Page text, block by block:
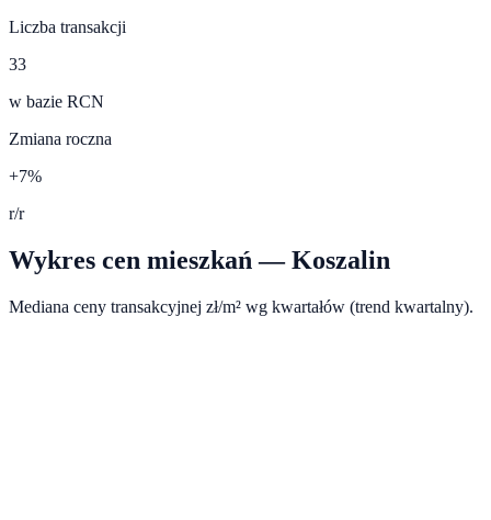
Liczba transakcji
33
w bazie RCN
Zmiana roczna
+7%
r/r
Wykres cen mieszkań —Koszalin
Mediana ceny transakcyjnej zł/m² wg kwartałów (trend kwartalny).